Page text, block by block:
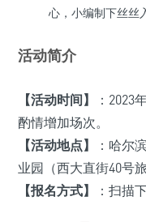
心，小编制下丝丝
活动简介
【活动时间】
：2023
酌情增加场次。
【活动地点】
：哈尔
业园（西大直街40号
【报名方式】
：扫描